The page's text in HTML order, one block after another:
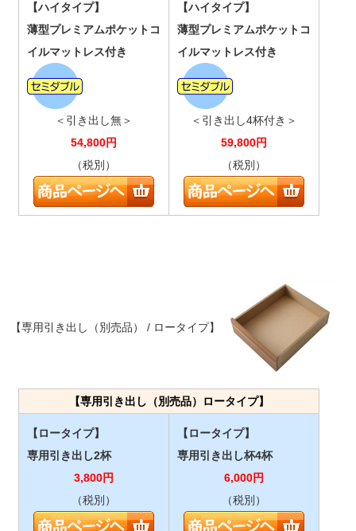
【ハイタイプ】
薄型プレミアムポケットコ
イルマットレス付き
＜引き出し無＞
54,800円
（税別）
【ハイタイプ】
薄型プレミアムポケットコ
イルマットレス付き
＜引き出し4杯付き＞
59,800円
（税別）
【専用引き出し（別売品） / ロータイプ】
【専用引き出し（別売品）ロータイプ】
【ロータイプ】
専用引き出し2杯
3,800円
（税別）
【ロータイプ】
専用引き出し杯4杯
6,000円
（税別）